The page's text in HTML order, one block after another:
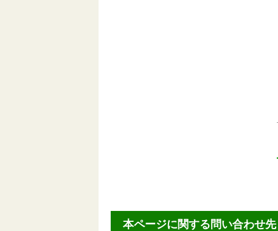
本ページに関する問い合わせ先